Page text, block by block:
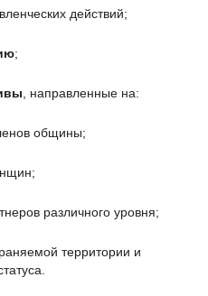
действий;
;
, направленные на:
общины;
различного уровня;
территории и